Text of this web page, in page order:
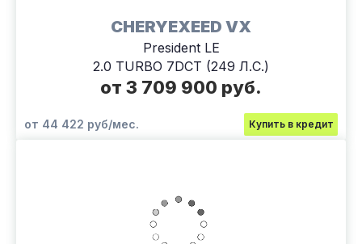
CHERYEXEED VX
President LE
2.0 TURBO 7DCT (249 Л.С.)
от 3 709 900 руб.
от 44 422 руб/мес. Купить в кредит